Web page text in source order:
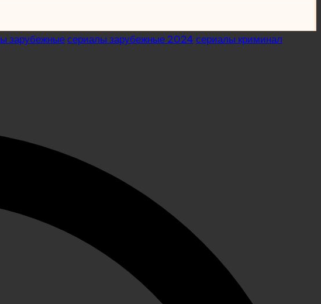
зарубежныесериалы зарубежные 2024 сериалы криминал